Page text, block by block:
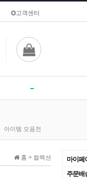
고객센터
1
아이템 모음전
마이페
주문배
홈 > 컬렉션